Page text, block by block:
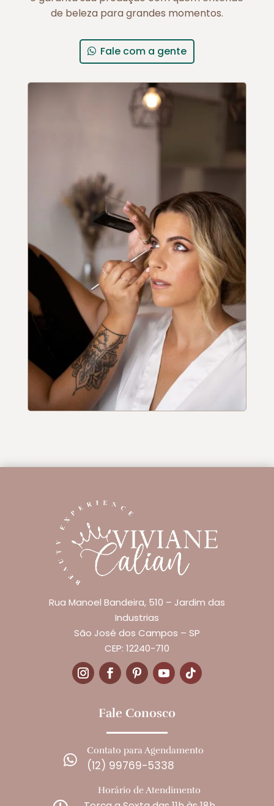
de beleza para grandes momentos.
Fale com a gente
Rua Manoel Bandeira, 510 – Jardim das
Industrias
São José dos Campos – SP
CEP: 12240-710
Fale Conosco

Contato para Agendamento
(12) 99769-5338
Horário de Atendimento